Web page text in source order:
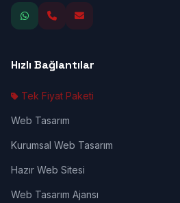
Hızlı Bağlantılar
Tek Fiyat Paketi
Web Tasarım
Kurumsal Web Tasarım
Hazır Web Sitesi
Web Tasarım Ajansı